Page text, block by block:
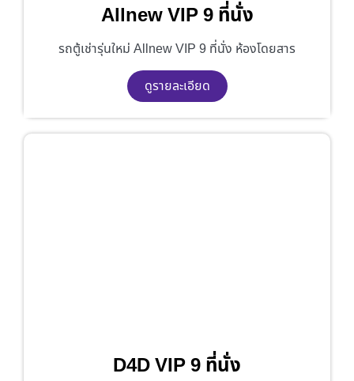
Allnew VIP 9 ที่นั่ง
รถตู้เช่ารุ่นใหม่ Allnew VIP 9 ที่นั่ง ห้องโดยสาร
ดูรายละเอียด
D4D VIP 9 ที่นั่ง